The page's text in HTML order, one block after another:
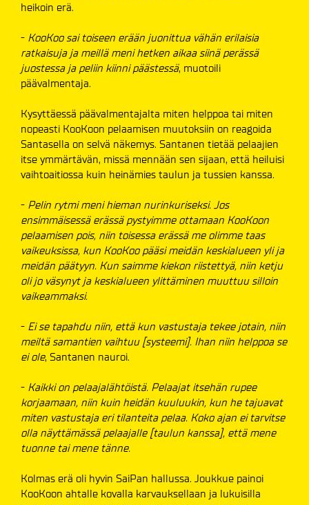
heikoin erä.
- KooKoo sai toiseen erään juonittua vähän erilaisia
ratkaisuja ja meillä meni hetken aikaa siinä perässä
juostessa ja peliin kiinni päästessä, muotoili
päävalmentaja.
Kysyttäessä päävalmentajalta miten helppoa tai miten
nopeasti KooKoon pelaamisen muutoksiin on reagoida
Santasella on selvä näkemys. Santanen tietää pelaajien
itse ymmärtävän, missä mennään sen sijaan, että heiluisi
vaihtoaitiossa kuin heinämies taulun ja tussien kanssa.
- Pelin rytmi meni hieman nurinkuriseksi. Jos
ensimmäisessä erässä pystyimme ottamaan KooKoon
pelaamisen pois, niin toisessa erässä me olimme taas
vaikeuksissa, kun KooKoo pääsi meidän keskialueen yli ja
meidän päätyyn. Kun saimme kiekon riistettyä, niin ketju
oli jo väsynyt ja keskialueen ylittäminen muuttuu silloin
vaikeammaksi.
- Ei se tapahdu niin, että kun vastustaja tekee jotain, niin
meiltä samantien vaihtuu [systeemi]. Ihan niin helppoa se
ei ole, Santanen nauroi.
- Kaikki on pelaajalähtöistä. Pelaajat itsehän rupee
korjaamaan, niin kuin heidän kuuluukin, kun he tajuavat
miten vastustaja eri tilanteita pelaa. Koko ajan ei tarvitse
olla näyttämässä pelaajalle [taulun kanssa], että mene
tuonne tai mene tänne.
Kolmas erä oli hyvin SaiPan hallussa. Joukkue painoi
KooKoon ahtalle kovalla karvauksellaan ja lukuisilla